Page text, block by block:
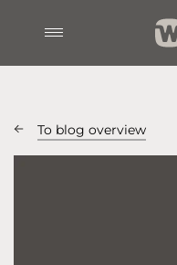
To blog overview